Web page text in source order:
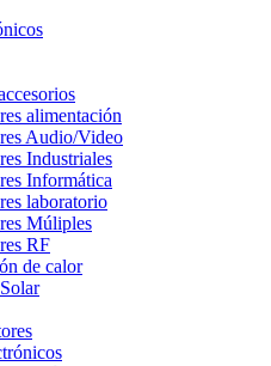
alimentación
Audio/Video
Industriales
Informática
laboratorio
Múliples
RF
de calor